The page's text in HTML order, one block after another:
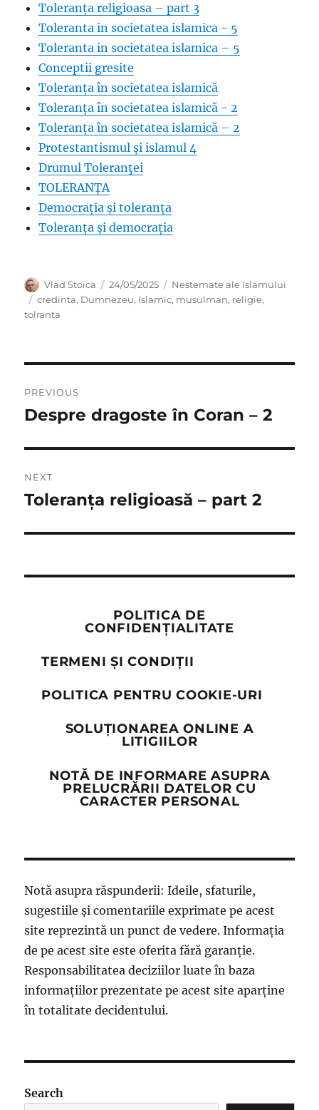
Toleranța religioasa – part 3
Toleranta in societatea islamica - 5
Toleranta in societatea islamica – 5
Conceptii gresite
Toleranța în societatea islamică
Toleranța în societatea islamică - 2
Toleranța în societatea islamică – 2
Protestantismul și islamul 4
Drumul Toleranţei
TOLERANȚA
Democrația și toleranța
Toleranța și democrația
Author
Vlad Stoica
Posted
on
24/05/2025 Categories
Nestemate ale Islamului
Tags
credinta, Dumnezeu, Islamic, musulman, religie,
tolranta
navigation
PREVIOUS
Previous
Despre dragoste în Coran – 2
NEXT
Next
Toleranța religioasă – part 2
POLITICA DE
CONFIDENȚIALITATE
TERMENI ȘI CONDIȚII
POLITICA PENTRU COOKIE-URI
SOLUȚIONAREA ONLINE A
LITIGIILOR
NOTĂ DE INFORMARE ASUPRA
PRELUCRĂRII DATELOR CU
CARACTER PERSONAL
Notă asupra răspunderii: Ideile, sfaturile,
sugestiile și comentariile exprimate pe acest
site reprezintă un punct de vedere. Informația
de pe acest site este oferita fără garanție.
Responsabilitatea deciziilor luate în baza
informațiilor prezentate pe acest site aparține
în totalitate decidentului.
Search